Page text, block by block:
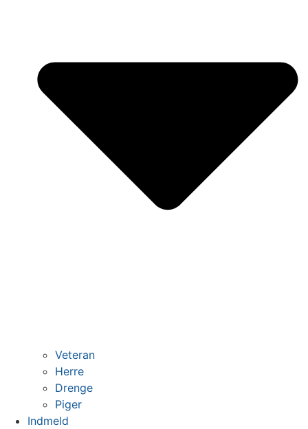
Veteran
Herre
Drenge
Piger
Indmeld